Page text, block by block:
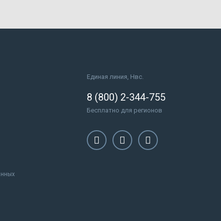
Единая линия, Нвс.
8 (800) 2-344-755
Бесплатно для регионов